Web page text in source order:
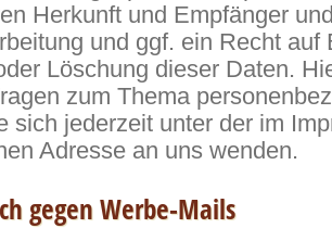
Herkunft und Empfänger
und ggf. ein Recht auf
Löschung dieser Daten.
zum Thema
sich jederzeit unter der im
Adresse an uns wenden.
gegen Werbe-Mails